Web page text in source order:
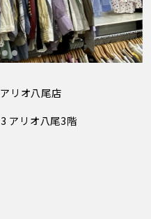
リオ八尾店
アリオ八尾3階